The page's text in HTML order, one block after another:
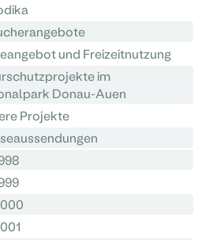
und Freizeitnutzung
im
Donau-Auen
Projekte